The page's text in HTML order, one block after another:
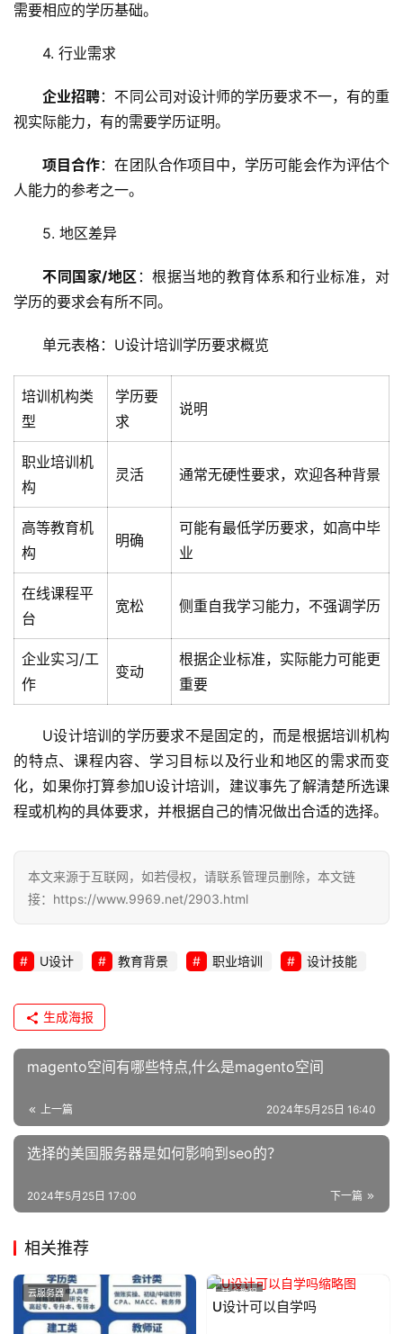
主
教
C
运
维
络
安
u
x
运
维
需要相应的学历基础。
4. 行业需求
企业招聘：不同公司对设计师的学历要求不一，有的重
视实际能力，有的需要学历证明。
项目合作：在团队合作项目中，学历可能会作为评估个
人能力的参考之一。
5. 地区差异
不同国家/地区 ：根据当地的教育体系和行业标准，对
学历的要求会有所不同。
单元表格：U设计培训学历要求概览
培训机构类
型
学历要
求
说明
职业培训 机
构
灵活 通常无硬性要求，欢迎各种背景
高等教育机
构
明确
可能有最低学历要求，如高中毕
业
在线课程平
台
宽松 侧重自我学习能力，不强调学历
企业实习/工
作
变动
根据企业标准，实际能力可能更
重要
U设计培训的学历要求不是固定的，而是根据培训机构
的特点、课程内容、学习目标以及行业和地区的需求而变
化，如果你打算参加U设计培训，建议事先了解清楚所选课
程或机构的具体要求，并根据自己的情况做出合适的选择。
本文来源于互联网，如若侵权，请联系管理员删除，本文链
接：https://www.9969.net/2903.html
U设计 教育背景 职业培训 设计技能
生成海报
magento空间有哪些特点,什么是magento空间
上一篇 2024年5月25日 16:40
选择的美国服务器是如何影响到seo的？
下一篇
2024年5月25日 17:00
相关推荐
云服务器 技术教程
U设计可以自学吗